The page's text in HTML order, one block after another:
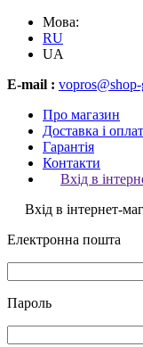
Мова:
RU
UA
E-mail :
Про магазин
Доставка і
Гарантія
Контакти
Вхід в
Вхід в інтернет-
Електронна пошта
Пароль